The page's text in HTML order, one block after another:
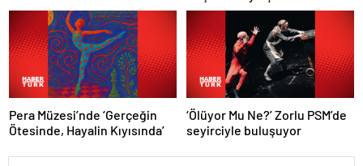
Pera Müzesi’nde ‘Gerçeğin
Ötesinde, Hayalin Kıyısında’
‘Ölüyor Mu Ne?’ Zorlu PSM’de
seyirciyle buluşuyor